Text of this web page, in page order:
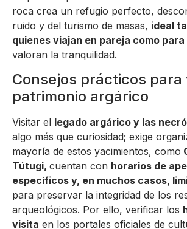
roca crea un refugio perfecto,
ruido y del turismo de masas, ideal
quienes viajan en pareja como
valoran la tranquilidad.
Consejos prácticos para
patrimonio argárico
Visitar el legado argárico y las
algo más que curiosidad; exige
mayoría de estos yacimientos, como
Tútugi, cuentan con horarios de
específicos y, en muchos casos,
para preservar la integridad de los
arqueológicos. Por ello, verificar los
visita en los portales oficiales de